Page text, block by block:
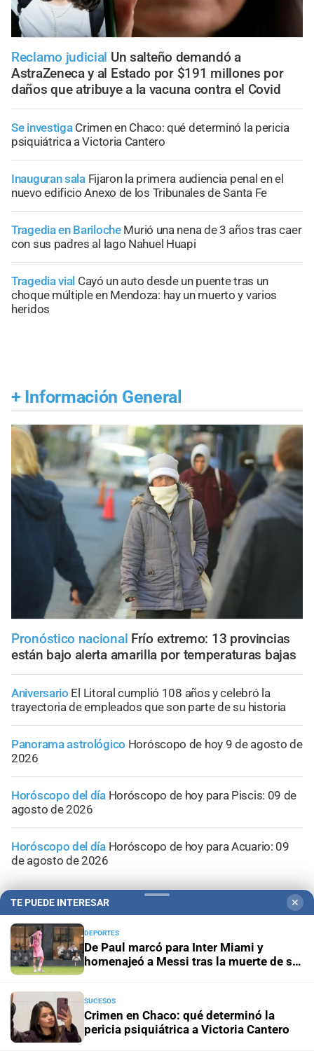
Reclamo judicial Un salteño demandó a
AstraZeneca y al Estado por $191 millones por
daños que atribuye a la vacuna contra el Covid
Se investiga Crimen en Chaco: qué determinó la pericia
psiquiátrica a Victoria Cantero
Inauguran sala Fijaron la primera audiencia penal en el
nuevo edificio Anexo de los Tribunales de Santa Fe
Tragedia en Bariloche Murió una nena de 3 años tras caer
con sus padres al lago Nahuel Huapi
Tragedia vial Cayó un auto desde un puente tras un
choque múltiple en Mendoza: hay un muerto y varios
heridos
+ Información General
Pronóstico nacional Frío extremo: 13 provincias
están bajo alerta amarilla por temperaturas bajas
Aniversario El Litoral cumplió 108 años y celebró la
trayectoria de empleados que son parte de su historia
Panorama astrológico Horóscopo de hoy 9 de agosto de
2026
Horóscopo del día Horóscopo de hoy para Piscis: 09 de
agosto de 2026
Horóscopo del día Horóscopo de hoy para Acuario: 09
de agosto de 2026
TE PUEDE INTERESAR ✕
DEPORTES
De Paul marcó para Inter Miami y
homenajeó a Messi tras la muerte de su
SUCESOS
Crimen en Chaco: qué determinó la
pericia psiquiátrica a Victoria Cantero